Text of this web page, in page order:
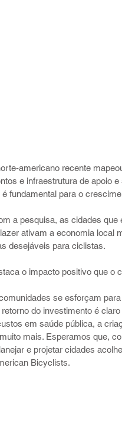
americano recente
e infraestrutura de apoio
fundamental para o
a pesquisa, as cidades
ativam a economia local
desejáveis para ciclistas.
o impacto positivo que o
se esforçam
retorno do investimento é
em saúde pública, a
mais. Esperamos que,
e projetar cidades
Bicyclists.